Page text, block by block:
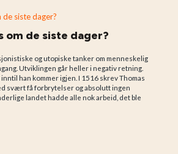
om de siste dager?
og utopiske tanker om menneskelig
Utviklingen går heller i negativ retning.
han kommer igjen. I 1516 skrev Thomas
svært få forbrytelser og absolutt ingen
landet hadde alle nok arbeid, det ble